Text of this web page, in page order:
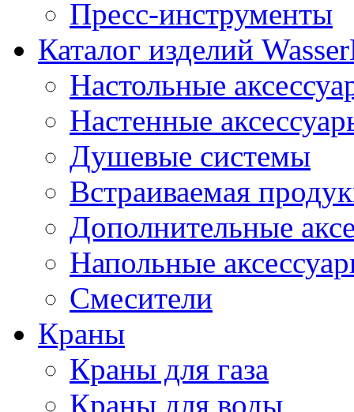
Пресс-инструменты
Каталог изделий
Настольные
Настенные
Душевые системы
Встраиваемая
Дополнительные
Напольные
Смесители
Краны
Краны для газа
Краны для воды